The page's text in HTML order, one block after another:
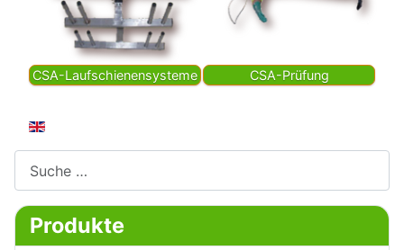
Sprache auswählen
Produkte
CSA-Laufschienensysteme CSA-Prüfung